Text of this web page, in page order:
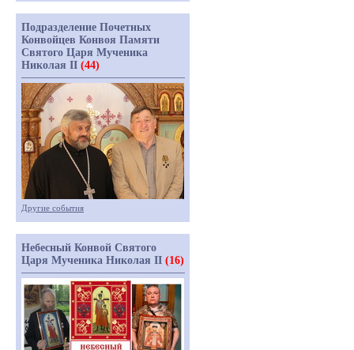
Подразделение Почетных
Конвойцев Конвоя Памяти
Святого Царя Мученика
Николая II (44)
Другие события
Небесный Конвой Святого
Царя Мученика Николая II (16)